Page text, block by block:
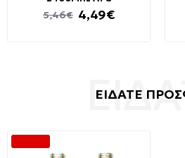
4,49€
5,46€
ΕΙΔΑΤΕ